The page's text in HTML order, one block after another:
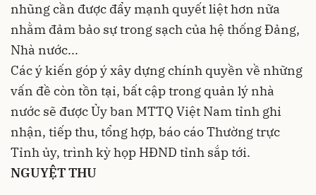
nhũng cần được đẩy mạnh quyết liệt hơn nữa
nhằm đảm bảo sự trong sạch của hệ thống Đảng,
Nhà nước...
Các ý kiến góp ý xây dựng chính quyền về những
vấn đề còn tồn tại, bất cập trong quản lý nhà
nước sẽ được Ủy ban MTTQ Việt Nam tỉnh ghi
nhận, tiếp thu, tổng hợp, báo cáo Thường trực
Tỉnh ủy, trình kỳ họp HĐND tỉnh sắp tới.
NGUYỆT THU